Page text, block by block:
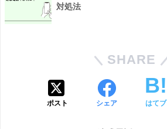
対処法
SHARE
ポスト シェア はてブ